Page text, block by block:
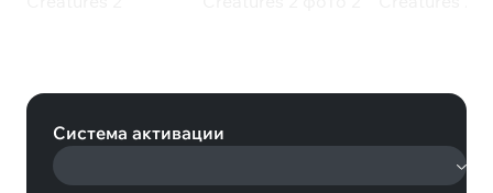
Система активации